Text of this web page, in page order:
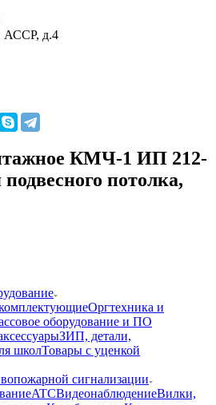
АССР, д.4
КМЧ-1 ИП 212-
потолка,
Оргтехника и
оборудование и ПО
ЗИП, детали,
школТовары с уценкой
сигнализации
ATCВидеонаблюдениеВилки,